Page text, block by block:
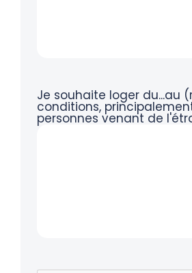
Je souhaite loger du...au
conditions,
personnes venant de